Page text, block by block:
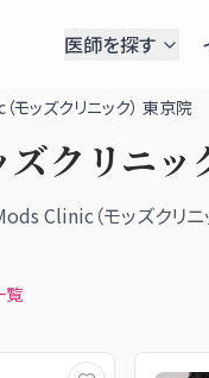
医師を探す
モッズクリニック） 東京院
クリニッ
Clinic（モッズクリニ
覧